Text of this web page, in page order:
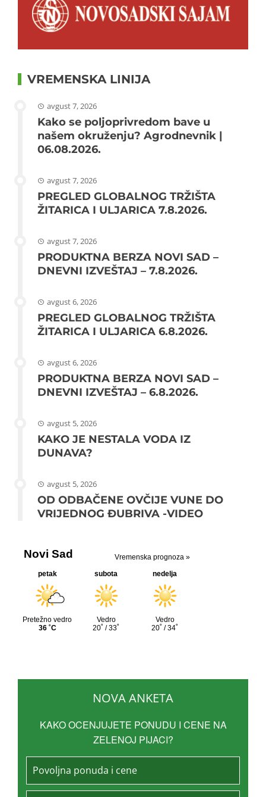
VREMENSKA LINIJA
avgust 7, 2026
Kako se poljoprivredom bave u
našem okruženju? Agrodnevnik |
06.08.2026.
avgust 7, 2026
PREGLED GLOBALNOG TRŽIŠTA
ŽITARICA I ULJARICA 7.8.2026.
avgust 7, 2026
PRODUKTNA BERZA NOVI SAD –
DNEVNI IZVEŠTAJ – 7.8.2026.
avgust 6, 2026
PREGLED GLOBALNOG TRŽIŠTA
ŽITARICA I ULJARICA 6.8.2026.
avgust 6, 2026
PRODUKTNA BERZA NOVI SAD –
DNEVNI IZVEŠTAJ – 6.8.2026.
avgust 5, 2026
KAKO JE NESTALA VODA IZ
DUNAVA?
avgust 5, 2026
OD ODBAČENE OVČIJE VUNE DO
VRIJEDNOG ĐUBRIVA -VIDEO
NOVA ANKETA
KAKO OCENJUJETE PONUDU I CENE NA
ZELENOJ PIJACI?
Povoljna ponuda i cene